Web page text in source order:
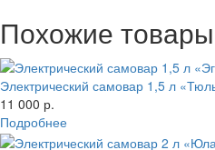
Похожие товары
Электрический самовар 1,5 л
11 000 р.
Подробнее